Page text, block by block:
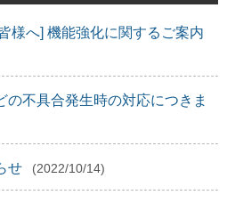
様へ] 機能強化に関するご案内
の不具合発生時の対応につきま
せ (2022/10/14)